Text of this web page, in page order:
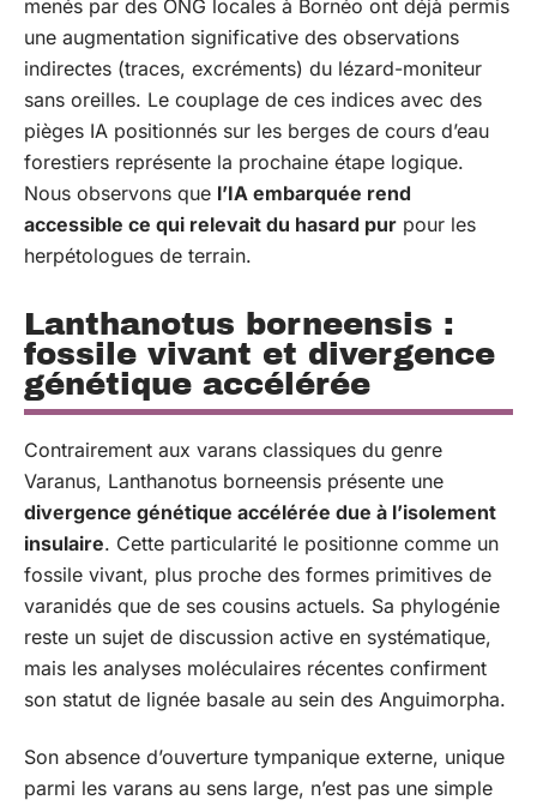
menés par des ONG locales à Bornéo ont déjà permis
une augmentation significative des observations
indirectes (traces, excréments) du lézard-moniteur
sans oreilles. Le couplage de ces indices avec des
pièges IA positionnés sur les berges de cours d’eau
forestiers représente la prochaine étape logique.
Nous observons que l’IA embarquée rend
accessible ce qui relevait du hasard pur pour les
herpétologues de terrain.
Lanthanotus borneensis :
fossile vivant et divergence
génétique accélérée
Contrairement aux varans classiques du genre
Varanus, Lanthanotus borneensis présente une
divergence génétique accélérée due à l’isolement
insulaire. Cette particularité le positionne comme un
fossile vivant, plus proche des formes primitives de
varanidés que de ses cousins actuels. Sa phylogénie
reste un sujet de discussion active en systématique,
mais les analyses moléculaires récentes confirment
son statut de lignée basale au sein des Anguimorpha.
Son absence d’ouverture tympanique externe, unique
parmi les varans au sens large, n’est pas une simple